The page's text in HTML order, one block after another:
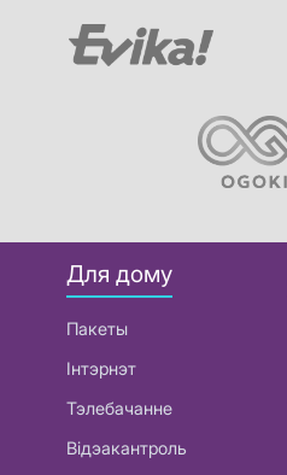
Для дому
Пакеты
Інтэрнэт
Тэлебачанне
Відэакантроль